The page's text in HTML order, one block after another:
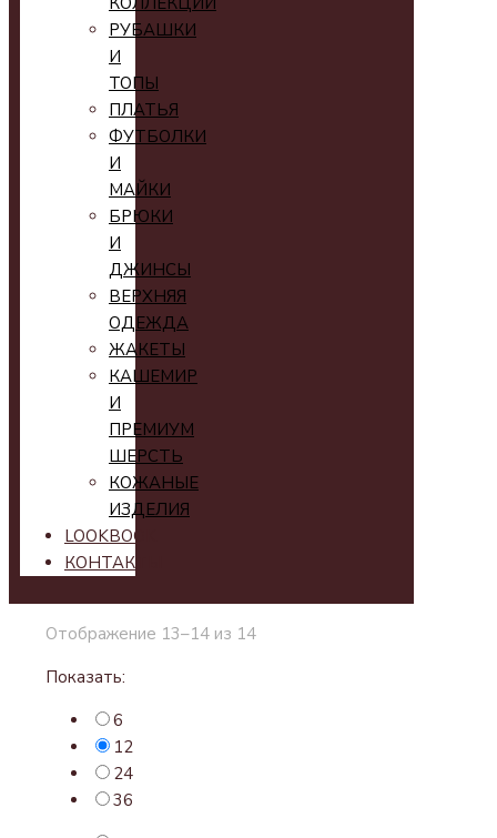
РУБАШКИ
И
ТОПЫ
ПЛАТЬЯ
ФУТБОЛКИ
И
МАЙКИ
БРЮКИ
И
ДЖИНСЫ
ВЕРХНЯЯ
ОДЕЖДА
ЖАКЕТЫ
КАШЕМИР
И
ПРЕМИУМ
ШЕРСТЬ
КОЖАНЫЕ
ИЗДЕЛИЯ
LOOKBOOK
КОНТАКТЫ
Отображение 13–14 из 14
Показать:
6
12
24
36